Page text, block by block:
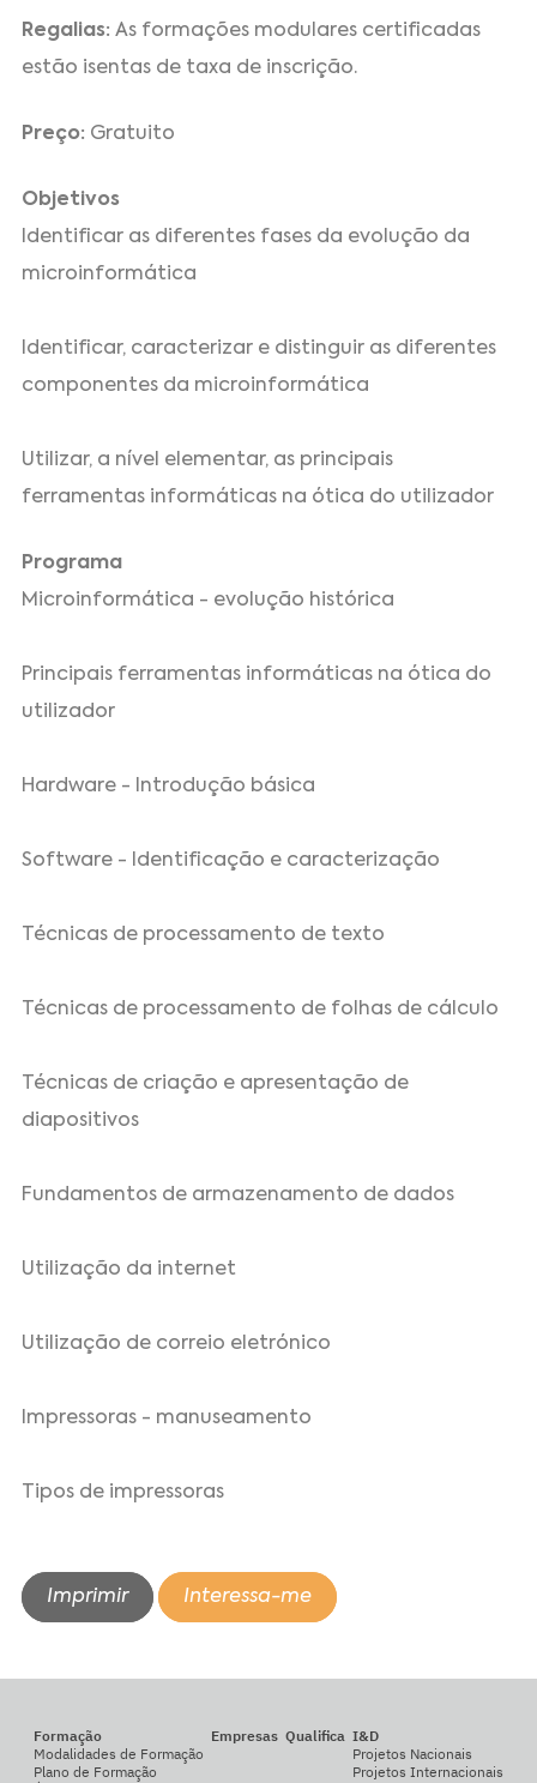
Regalias: As formações modulares certificadas
estão isentas de taxa de inscrição.
Preço: Gratuito
Objetivos
Identificar as diferentes fases da evolução da
microinformática
Identificar, caracterizar e distinguir as diferentes
componentes da microinformática
Utilizar, a nível elementar, as principais
ferramentas informáticas na ótica do utilizador
Programa
Microinformática - evolução histórica
Principais ferramentas informáticas na ótica do
utilizador
Hardware - Introdução básica
Software - Identificação e caracterização
Técnicas de processamento de texto
Técnicas de processamento de folhas de cálculo
Técnicas de criação e apresentação de
diapositivos
Fundamentos de armazenamento de dados
Utilização da internet
Utilização de correio eletrónico
Impressoras - manuseamento
Tipos de impressoras
Imprimir Interessa-me
Formação
Modalidades de Formação
Plano de Formação
Empresas Qualifica I&D
Projetos Nacionais
Projetos Internacionais